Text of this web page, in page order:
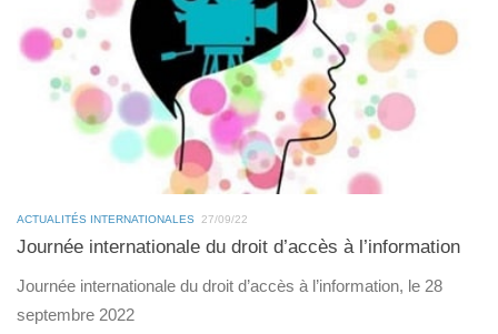
ACTUALITÉS INTERNATIONALES 27/09/22
Journée internationale du droit d’accès à l’information
Journée internationale du droit d’accès à l’information, le 28
septembre 2022